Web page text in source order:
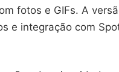
fotos e GIFs. A
e integração com